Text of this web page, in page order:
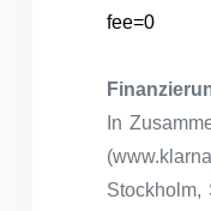
fee=0
In
Stockholm,